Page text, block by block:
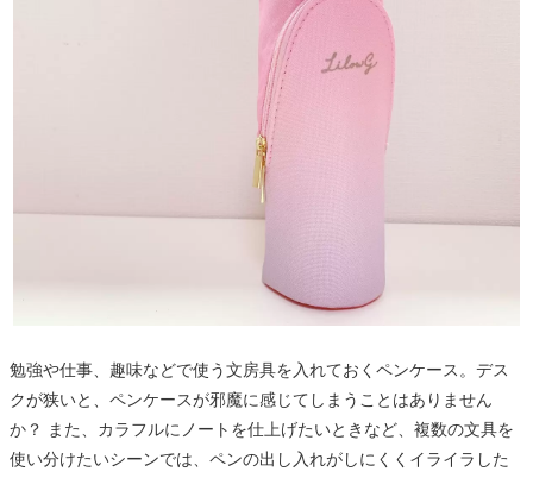
勉強や仕事、趣味などで使う文房具を入れておくペンケース。デス
クが狭いと、ペンケースが邪魔に感じてしまうことはありません
か？ また、カラフルにノートを仕上げたいときなど、複数の文具を
使い分けたいシーンでは、ペンの出し入れがしにくくイライラした